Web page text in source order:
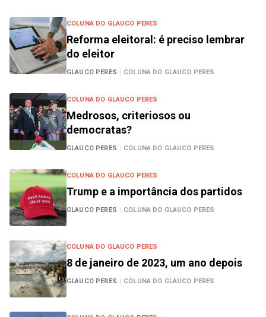
COLUNA DO GLAUCO PERES
Reforma eleitoral: é preciso lembrar
do eleitor
GLAUCO PERES | COLUNA DO GLAUCO PERES
COLUNA DO GLAUCO PERES
Medrosos, criteriosos ou
democratas?
GLAUCO PERES | COLUNA DO GLAUCO PERES
COLUNA DO GLAUCO PERES
Trump e a importância dos partidos
GLAUCO PERES | COLUNA DO GLAUCO PERES
COLUNA DO GLAUCO PERES
8 de janeiro de 2023, um ano depois
GLAUCO PERES | COLUNA DO GLAUCO PERES